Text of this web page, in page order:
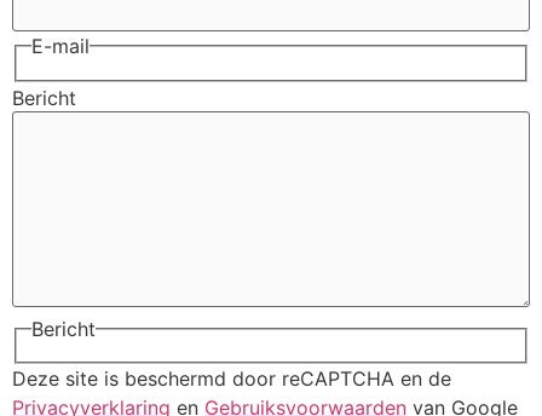
E-mail
Bericht
Bericht
Deze site is beschermd door reCAPTCHA en de
Privacyverklaring en Gebruiksvoorwaarden van Google